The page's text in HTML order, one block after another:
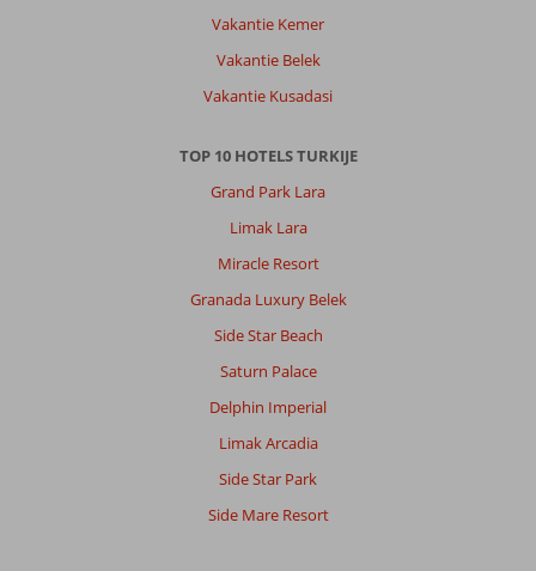
Vakantie Kemer
Vakantie Belek
Vakantie Kusadasi
TOP 10 HOTELS TURKIJE
Grand Park Lara
Limak Lara
Miracle Resort
Granada Luxury Belek
Side Star Beach
Saturn Palace
Delphin Imperial
Limak Arcadia
Side Star Park
Side Mare Resort